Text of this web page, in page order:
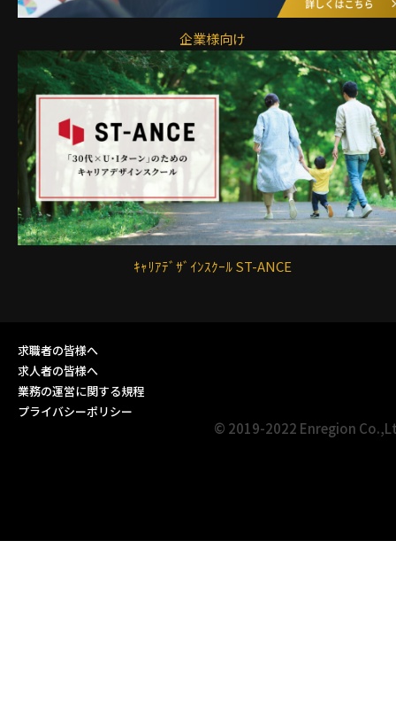
企業様向け
ｷｬﾘｱﾃﾞｻﾞｲﾝｽｸｰﾙ ST-ANCE
求職者の皆様へ
求人者の皆様へ
業務の運営に関する規程
プライバシーポリシー
© 2019-2022 Enregion